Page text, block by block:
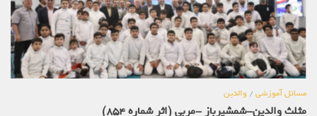
مسائل آموزشی/والدین
مثلث والدین-شمشیرباز -مربی (اثر شماره 854)